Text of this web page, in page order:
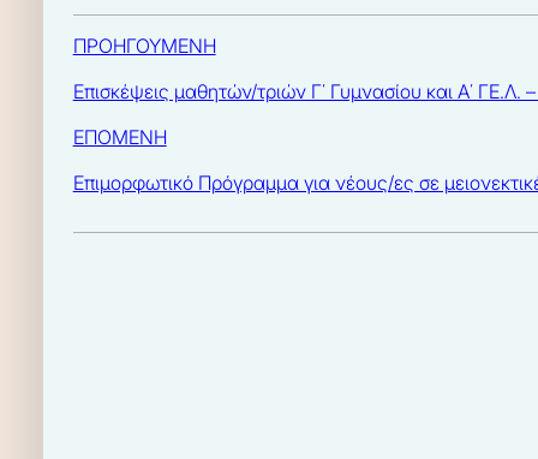
ΠΡΟΗΓΟΥΜΕΝΗ
Επισκέψεις μαθητών/τριών Γ΄ Γυμνασίου και Α΄
ΕΠΟΜΕΝΗ
Επιμορφωτικό Πρόγραμμα για νέους/ες σε